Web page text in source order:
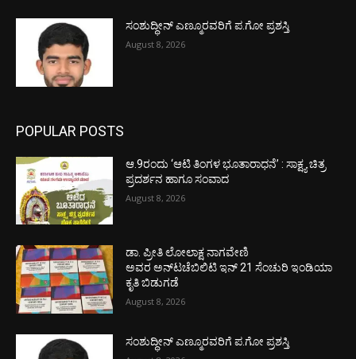
ಸಂಶುದ್ಧೀನ್ ಎಣ್ಮೂರವರಿಗೆ ಪ.ಗೋ ಪ್ರಶಸ್ತಿ
August 8, 2026
POPULAR POSTS
ಆ.9ರಂದು ‘ಆಟಿ ತಿಂಗಳ ಭೂತಾರಾಧನೆ’ : ಸಾಕ್ಷ್ಯ ಚಿತ್ರ
ಪ್ರದರ್ಶನ ಹಾಗೂ ಸಂವಾದ
August 8, 2026
ಡಾ. ಪ್ರೀತಿ ಲೋಲಾಕ್ಷ ನಾಗವೇಣಿ
ಅವರ ಅನ್‌ಟಚೆಬಿಲಿಟಿ ಇನ್ 21 ಸೆಂಚುರಿ ಇಂಡಿಯಾ
ಕೃತಿ ಬಿಡುಗಡೆ
August 8, 2026
ಸಂಶುದ್ಧೀನ್ ಎಣ್ಮೂರವರಿಗೆ ಪ.ಗೋ ಪ್ರಶಸ್ತಿ